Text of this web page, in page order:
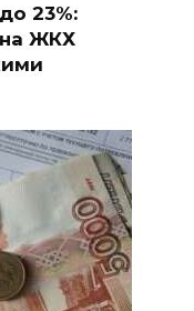
23%:
ЖКХ